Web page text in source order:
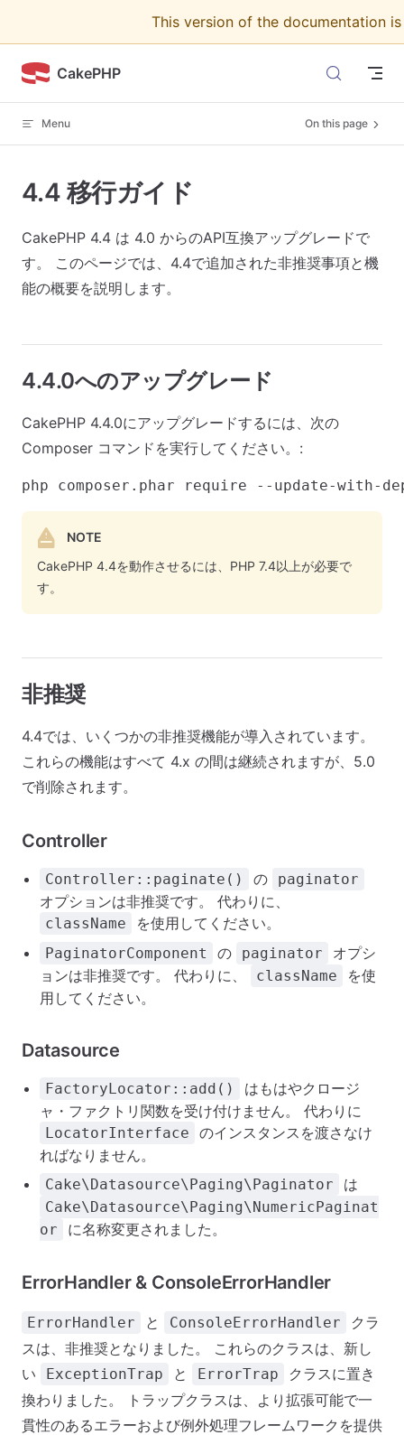
This version of the documentation
CakePHP
Menu On this page
4.4 移行ガイド
CakePHP 4.4 は 4.0 からのAPI互換アップグレードで
す。 このページでは、4.4で追加された非推奨事項と機
能の概要を説明します。
4.4.0へのアップグレード
CakePHP 4.4.0にアップグレードするには、次の
Composer コマンドを実行してください。:
NOTE
CakePHP 4.4を動作させるには、PHP 7.4以上が必要で
す。
非推奨
4.4では、いくつかの非推奨機能が導入されています。
これらの機能はすべて 4.x の間は継続されますが、5.0
で削除されます。
Controller
Controller::paginate() の paginator
オプションは非推奨です。 代わりに、
className を使用してください。
PaginatorComponent の paginator
オプシ
ョンは非推奨です。 代わりに、
className
を使
用してください。
Datasource
FactoryLocator::add()
はもはやクロージ
ャ・ファクトリ関数を受け付けません。 代わりに
LocatorInterface
のインスタンスを渡さなけ
ればなりません。
Cake\Datasource\Paging\Paginator は
Cake\Datasource\Paging\NumericPaginat
or
に名称変更されました。
ErrorHandler & ConsoleErrorHandler
ErrorHandler と ConsoleErrorHandler
クラ
スは、非推奨となりました。 これらのクラスは、新し
い
ExceptionTrap と ErrorTrap
クラスに置き
換わりました。 トラップクラスは、より拡張可能で一
貫性のあるエラーおよび例外処理フレームワークを提供